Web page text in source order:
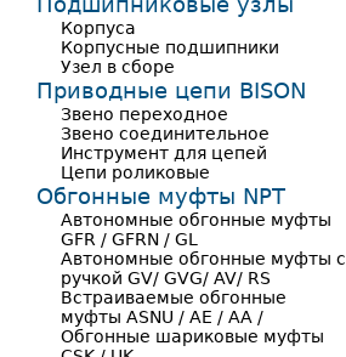
Корпуса
Корпусные подшипники
Узел в сборе
Приводные цепи BISON
Звено переходное
Звено соединительное
Инструмент для цепей
Цепи роликовые
Обгонные муфты NPT
Автономные обгонные муфты
GFR / GFRN / GL
Автономные обгонные муфты с
ручкой GV/ GVG/ AV/ RS
Встраиваемые обгонные
муфты ASNU / AE / AA /
Обгонные шариковые муфты